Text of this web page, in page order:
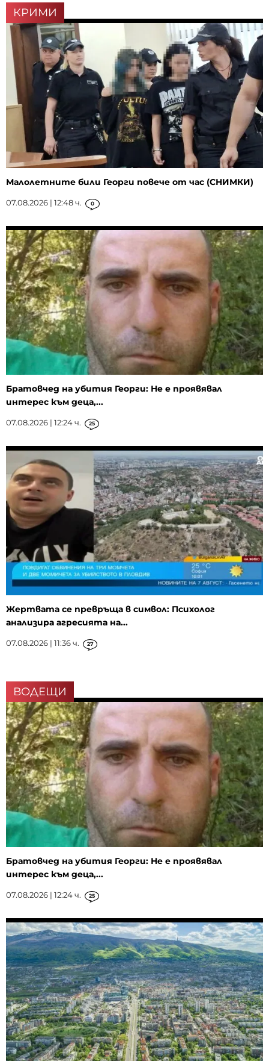
КРИМИ
Малолетните били Георги повече от час (СНИМКИ)
07.08.2026 | 12:48 ч. 0
Братовчед на убития Георги: Не е проявявал
интерес към деца,...
07.08.2026 | 12:24 ч. 25
Жертвата се превръща в символ: Психолог
анализира агресията на...
07.08.2026 | 11:36 ч. 27
ВОДЕЩИ
Братовчед на убития Георги: Не е проявявал
интерес към деца,...
07.08.2026 | 12:24 ч. 25